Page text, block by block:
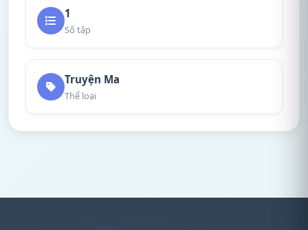
1
Số tập
Truyện Ma
Thể loại